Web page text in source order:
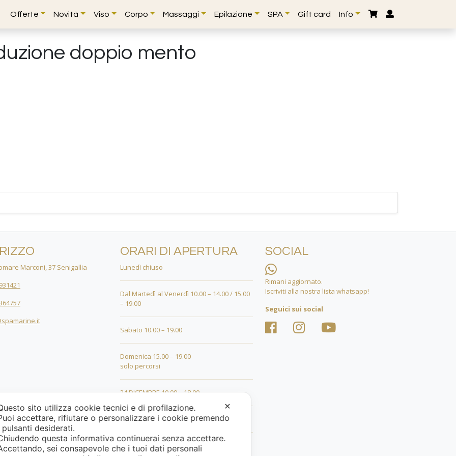
Offerte Novità Viso Corpo Massaggi Epilazione SPA Gift card Info
doppio mento
Marconi, 37 Senigallia
ORARI DI APERTURA
Lunedì chiuso
Dal Martedì al Venerdì 10.00 – 14.00 / 15.00
– 19.00
Sabato 10.00 – 19.00
Domenica 15.00 – 19.00
solo percorsi
24 DICEMBRE 10.00 – 18.00
25 DICEMBRE 15.00 – 19.00
26 DICEMBRE 15.00 – 19.00
SOCIAL
Rimani aggiornato.
Iscriviti alla nostra lista whatsapp!
Seguici sui social
✕
sito utilizza cookie tecnici e di profilazione.
accettare, rifiutare o personalizzare i cookie premendo
pulsanti desiderati.
questa informativa continuerai senza accettare.
sei consapevole che i tuoi dati personali